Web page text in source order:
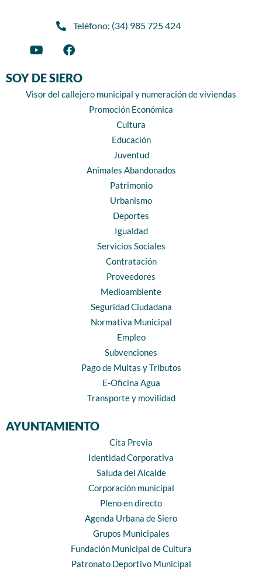
Teléfono: (34) 985 725 424
SOY DE SIERO
Visor del callejero municipal y numeración de viviendas
Promoción Económica
Cultura
Educación
Juventud
Animales Abandonados
Patrimonio
Urbanismo
Deportes
Igualdad
Servicios Sociales
Contratación
Proveedores
Medioambiente
Seguridad Ciudadana
Normativa Municipal
Empleo
Subvenciones
Pago de Multas y Tributos
E-Oficina Agua
Transporte y movilidad
AYUNTAMIENTO
Cita Previa
Identidad Corporativa
Saluda del Alcalde
Corporación municipal
Pleno en directo
Agenda Urbana de Siero
Grupos Municipales
Fundación Municipal de Cultura
Patronato Deportivo Municipal